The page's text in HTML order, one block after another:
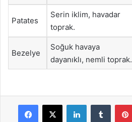
Patates
Serin iklim, havadar
toprak.
Bezelye
Soğuk havaya
dayanıklı, nemli toprak.
Facebook
X LinkedInTumblr